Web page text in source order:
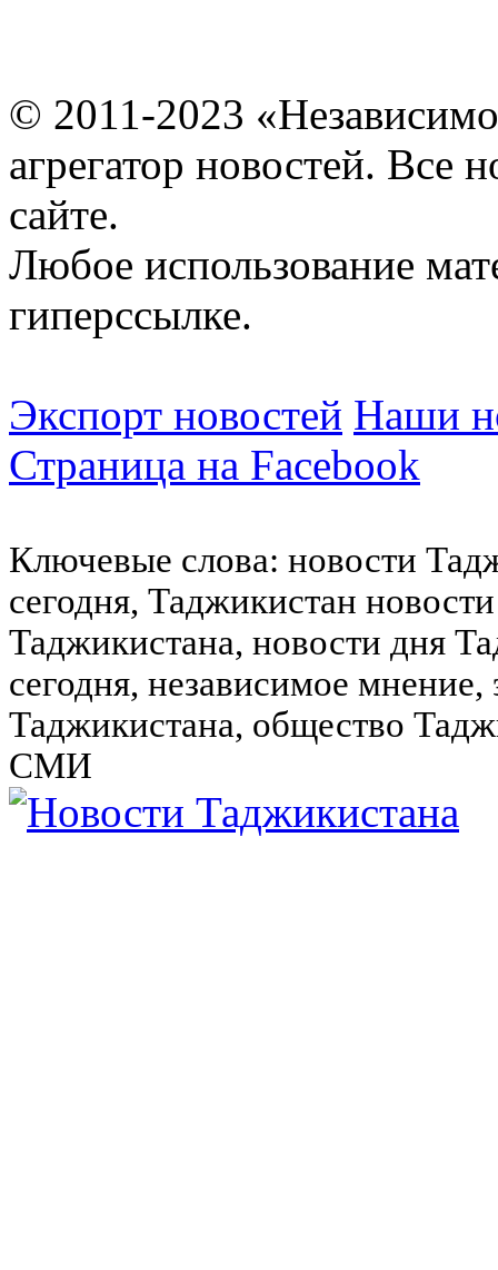
© 2011-2023
агрегатор новостей. Все
сайте.
Любое использование
гиперссылке.
Экспорт новостей Наши
Страница на Facebook
Ключевые слова: новости
сегодня, Таджикистан
Таджикистана, новости дня
сегодня, независимое
Таджикистана, общество
СМИ